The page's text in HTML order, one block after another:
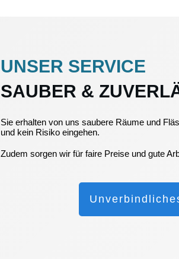
UNSER SERVICE
SAUBER &
Sie erhalten von uns saubere Räume und
und kein Risiko eingehen.
Zudem sorgen wir für faire Preise und gute